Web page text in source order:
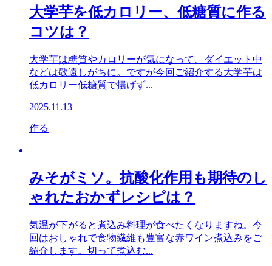
大学芋を低カロリー、低糖質に作る
コツは？
大学芋は糖質やカロリーが気になって、ダイエット中
などは敬遠しがちに。ですが今回ご紹介する大学芋は
低カロリー低糖質で揚げず...
2025.11.13
作る
みそがミソ。抗酸化作用も期待のし
ゃれたおかずレシピは？
気温が下がると煮込み料理が食べたくなりますね。今
回はおしゃれで食物繊維も豊富な赤ワイン煮込みをご
紹介します。切って煮込む...